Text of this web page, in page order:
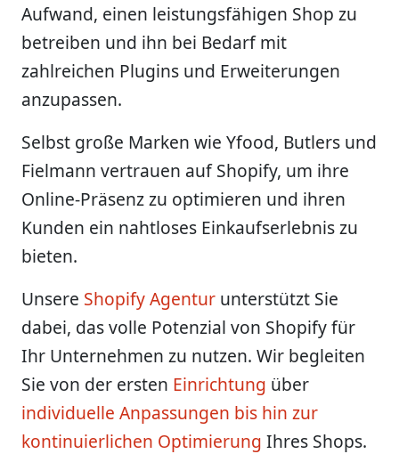
Aufwand, einen leistungsfähigen Shop zu
betreiben und ihn bei Bedarf mit
zahlreichen Plugins und Erweiterungen
anzupassen.
Selbst große Marken wie Yfood, Butlers und
Fielmann vertrauen auf Shopify, um ihre
Online-Präsenz zu optimieren und ihren
Kunden ein nahtloses Einkaufserlebnis zu
bieten.
Unsere Shopify Agentur unterstützt Sie
dabei, das volle Potenzial von Shopify für
Ihr Unternehmen zu nutzen. Wir begleiten
Sie von der ersten Einrichtung über
individuelle Anpassungen bis hin zur
kontinuierlichen Optimierung Ihres Shops.